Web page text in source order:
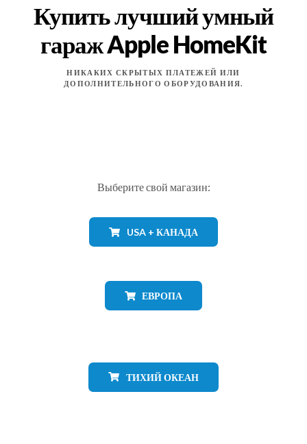
Купить лучший умный
гараж Apple HomeKit
НИКАКИХ СКРЫТЫХ ПЛАТЕЖЕЙ ИЛИ
ДОПОЛНИТЕЛЬНОГО ОБОРУДОВАНИЯ.
Выберите свой магазин:
USA + КАНАДА
ЕВРОПА
ТИХИЙ ОКЕАН